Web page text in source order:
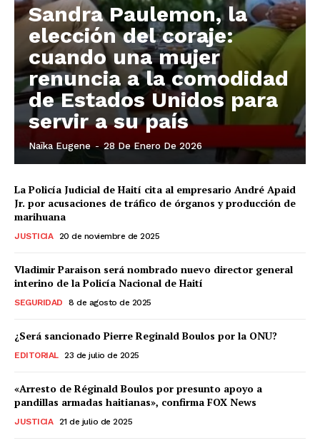
Sandra Paulemon, la
elección del coraje:
cuando una mujer
renuncia a la comodidad
de Estados Unidos para
servir a su país
Naïka Eugene - 28 De Enero De 2026
La Policía Judicial de Haití cita al empresario André Apaid
Jr. por acusaciones de tráfico de órganos y producción de
marihuana
JUSTICIA 20 de noviembre de 2025
Vladimir Paraison será nombrado nuevo director general
interino de la Policía Nacional de Haití
SEGURIDAD 8 de agosto de 2025
¿Será sancionado Pierre Reginald Boulos por la ONU?
EDITORIAL 23 de julio de 2025
«Arresto de Réginald Boulos por presunto apoyo a
pandillas armadas haitianas», confirma FOX News
JUSTICIA 21 de julio de 2025